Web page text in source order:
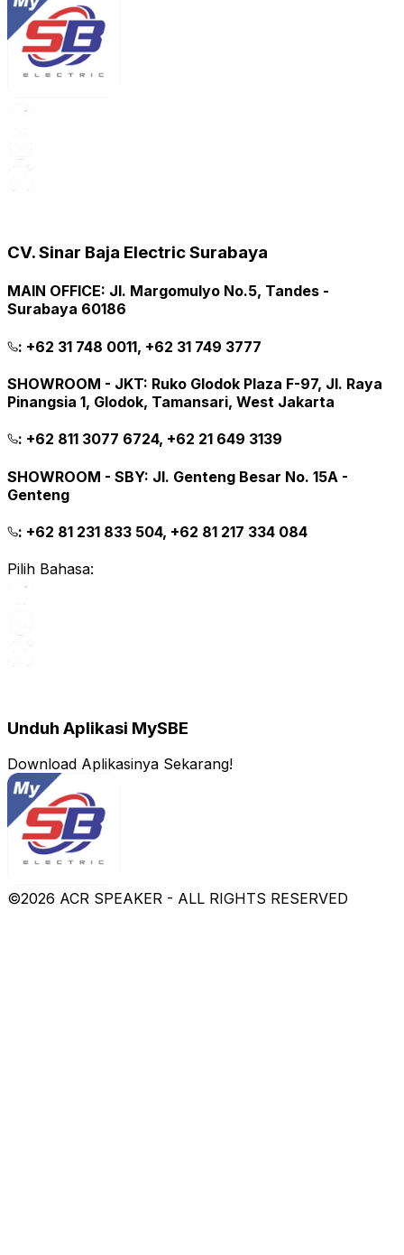
CV. Sinar Baja Electric Surabaya
MAIN OFFICE: Jl. Margomulyo No.5, Tandes -
Surabaya 60186
: +62 31 748 0011, +62 31 749 3777
SHOWROOM - JKT: Ruko Glodok Plaza F-97, Jl. Raya
Pinangsia 1, Glodok, Tamansari, West Jakarta
: +62 811 3077 6724, +62 21 649 3139
SHOWROOM - SBY: Jl. Genteng Besar No. 15A -
Genteng
: +62 81 231 833 504, +62 81 217 334 084
Pilih Bahasa:
Unduh Aplikasi MySBE
Download Aplikasinya Sekarang!
©2026 ACR SPEAKER - ALL RIGHTS RESERVED